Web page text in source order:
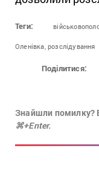
Теги:
Оленівка, розслідування
Поділитися:
Знайшли помилку?
⌘+Enter.